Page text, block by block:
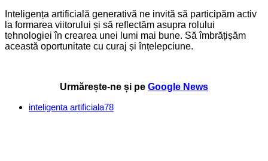
Inteligența artificială generativă ne invită să participăm activ
la formarea viitorului și să reflectăm asupra rolului
tehnologiei în crearea unei lumi mai bune. Să îmbrățișăm
această oportunitate cu curaj și înțelepciune.
Urmărește-ne și pe Google News
inteligenta artificiala78